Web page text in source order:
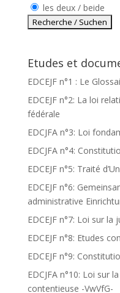
les deux / beide
Etudes et
EDCEJF n°1 : Le
EDCEJF n°2: La loi
fédérale
EDCJFA n°3: Loi
EDCJFA n°4:
EDCEJF n°5: Traité
EDCEJF n°6:
administrative
EDCEJF n°7: Loi sur
EDCEJF n°8: Etudes
EDCEJF n°9:
EDCJFA n°10: Loi sur
contentieuse -VwVfG-